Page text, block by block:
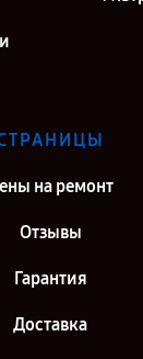
на ремонт
Отзывы
Гарантия
Доставка